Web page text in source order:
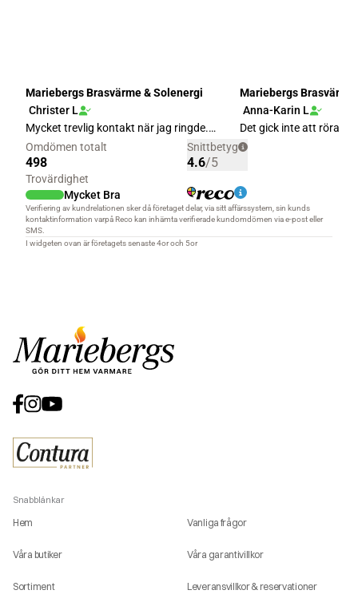
Snabblänkar
Hem
Våra butiker
Sortiment
Vanliga frågor
Våra garantivillkor
Leveransvillkor & reservationer